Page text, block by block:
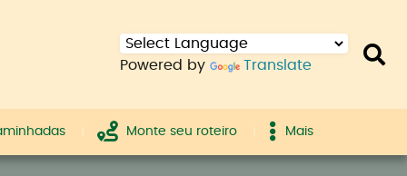
Powered by Translate
Monte seu roteiro Mais